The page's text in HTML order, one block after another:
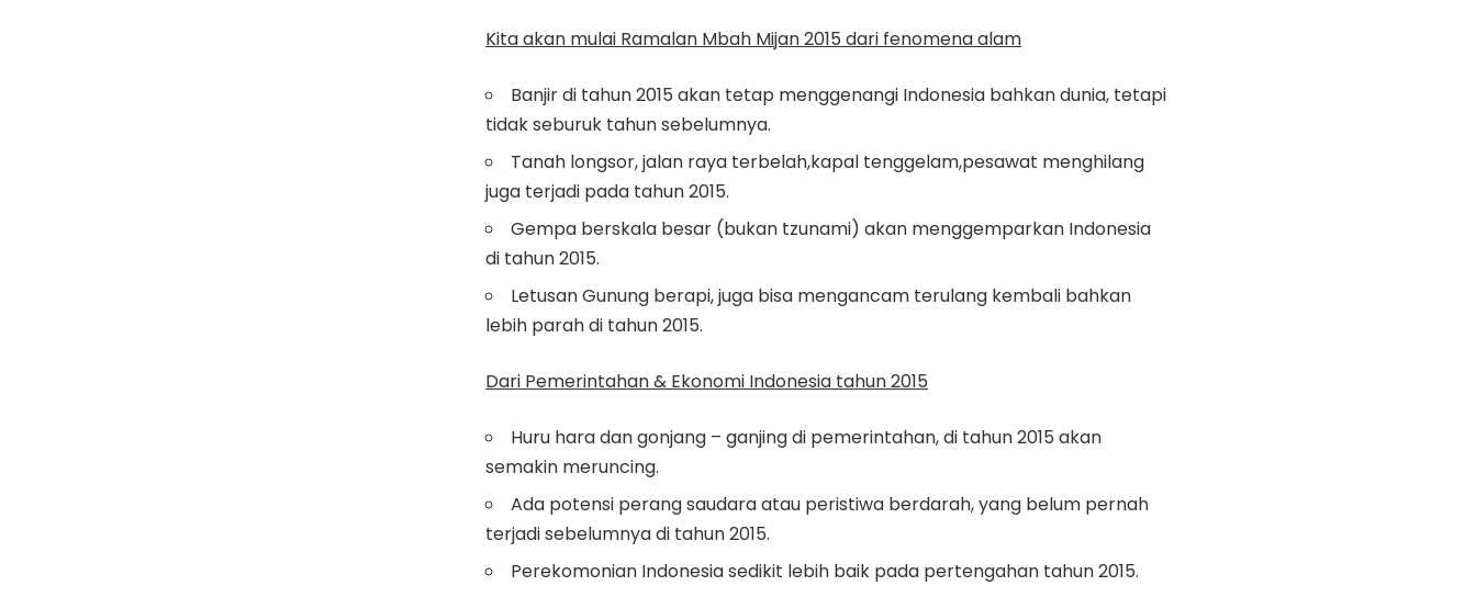
Kita akan mulai Ramalan Mbah Mijan 2015 dari fenomena alam
Banjir di tahun 2015 akan tetap menggenangi Indonesia bahkan dunia, tetapi
tidak seburuk tahun sebelumnya.
Tanah longsor, jalan raya terbelah,kapal tenggelam,pesawat menghilang
juga terjadi pada tahun 2015.
Gempa berskala besar (bukan tzunami) akan menggemparkan Indonesia
di tahun 2015.
Letusan Gunung berapi, juga bisa mengancam terulang kembali bahkan
lebih parah di tahun 2015.
Dari Pemerintahan & Ekonomi Indonesia tahun 2015
Huru hara dan gonjang – ganjing di pemerintahan, di tahun 2015 akan
semakin meruncing.
Ada potensi perang saudara atau peristiwa berdarah, yang belum pernah
terjadi sebelumnya di tahun 2015.
Perekomonian Indonesia sedikit lebih baik pada pertengahan tahun 2015.